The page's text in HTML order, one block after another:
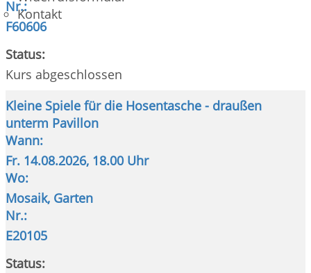
Kontakt
Nr.:
F60606
Status:
Kurs abgeschlossen
Kleine Spiele für die Hosentasche - draußen
unterm Pavillon
Wann:
Fr. 14.08.2026, 18.00 Uhr
Wo:
Mosaik, Garten
Nr.:
E20105
Status: